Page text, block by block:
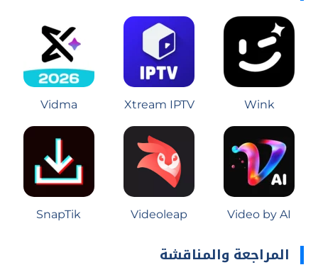
Wink
Xtream IPTV
Vidma
Video by AI
Videoleap
SnapTik
المراجعة والمناقشة